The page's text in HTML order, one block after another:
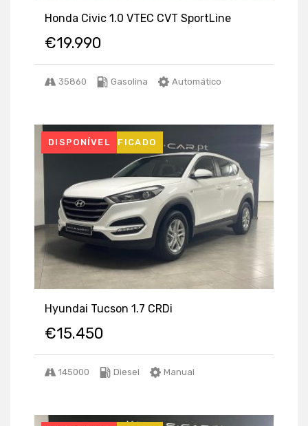
Honda Civic 1.0 VTEC CVT SportLine
€19.990
35860 Gasolina Automático
USADO CERTIFICADO
DISPONÍVEL
Hyundai Tucson 1.7 CRDi
€15.450
145000 Diesel Manual